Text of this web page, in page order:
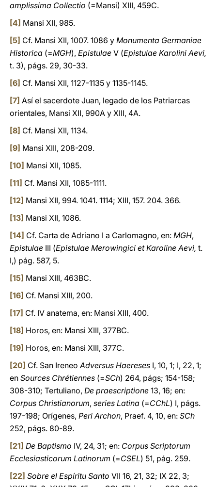
amplissima Collectio (=Mansi) XIII, 459C.
[4] Mansi XII, 985.
[5] Cf. Mansi XII, 1007. 1086 y Monumenta Germaniae
Historica (=MGH), Epistulae V (Epistulae Karolini Aevi,
t. 3), págs. 29, 30-33.
[6] Cf. Mansi XII, 1127-1135 y 1135-1145.
[7] Así el sacerdote Juan, legado de los Patriarcas
orientales, Mansi XII, 990A y XIII, 4A.
[8] Cf. Mansi XII, 1134.
[9] Mansi XIII, 208-209.
[10] Mansi XII, 1085.
[11] Cf. Mansi XII, 1085-1111.
[12] Mansi XII, 994. 1041. 1114; XIII, 157. 204. 366.
[13] Mansi XII, 1086.
[14] Cf. Carta de Adriano I a Carlomagno, en: MGH,
Epistulae III (Epistulae Merowingici et Karoline Aevi, t.
I,) pág. 587, 5.
[15] Mansi XIII, 463BC.
[16] Cf. Mansi XIII, 200.
[17] Cf. IV anatema, en: Mansi XIII, 400.
[18] Horos, en: Mansi XIII, 377BC.
[19] Horos, en: Mansi XIII, 377C.
[20] Cf. San IreneoAdversus Haereses I, 10, 1; I, 22, 1;
en Sources Chrétiennes (=SCh) 264, págs; 154-158;
308-310; Tertuliano, De praescriptione 13, 16; en:
Corpus Christianorum, series Latina (=CChL) I, págs.
197-198; Orígenes, Peri Archon, Praef. 4, 10, en: SCh
252, págs. 80-89.
[21] De Baptismo IV, 24, 31; en: Corpus Scriptorum
Ecclesiasticorum Latinorum (=CSEL) 51, pág. 259.
[22] Sobre el Espíritu Santo VII 16, 21, 32; IX 22, 3;